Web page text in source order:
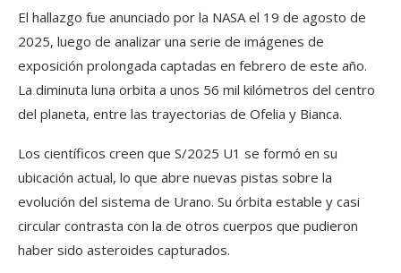
El hallazgo fue anunciado por la NASA el 19 de agosto de
2025, luego de analizar una serie de imágenes de
exposición prolongada captadas en febrero de este año.
La diminuta luna orbita a unos 56 mil kilómetros del centro
del planeta, entre las trayectorias de Ofelia y Bianca.
Los científicos creen que S/2025 U1 se formó en su
ubicación actual, lo que abre nuevas pistas sobre la
evolución del sistema de Urano. Su órbita estable y casi
circular contrasta con la de otros cuerpos que pudieron
haber sido asteroides capturados.